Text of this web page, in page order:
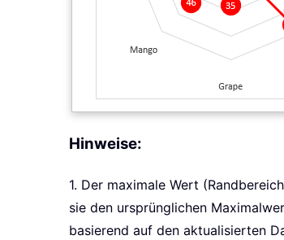
Hinweise:
1. Der maximale Wert
sie den ursprünglichen
basierend auf den aktualisierten